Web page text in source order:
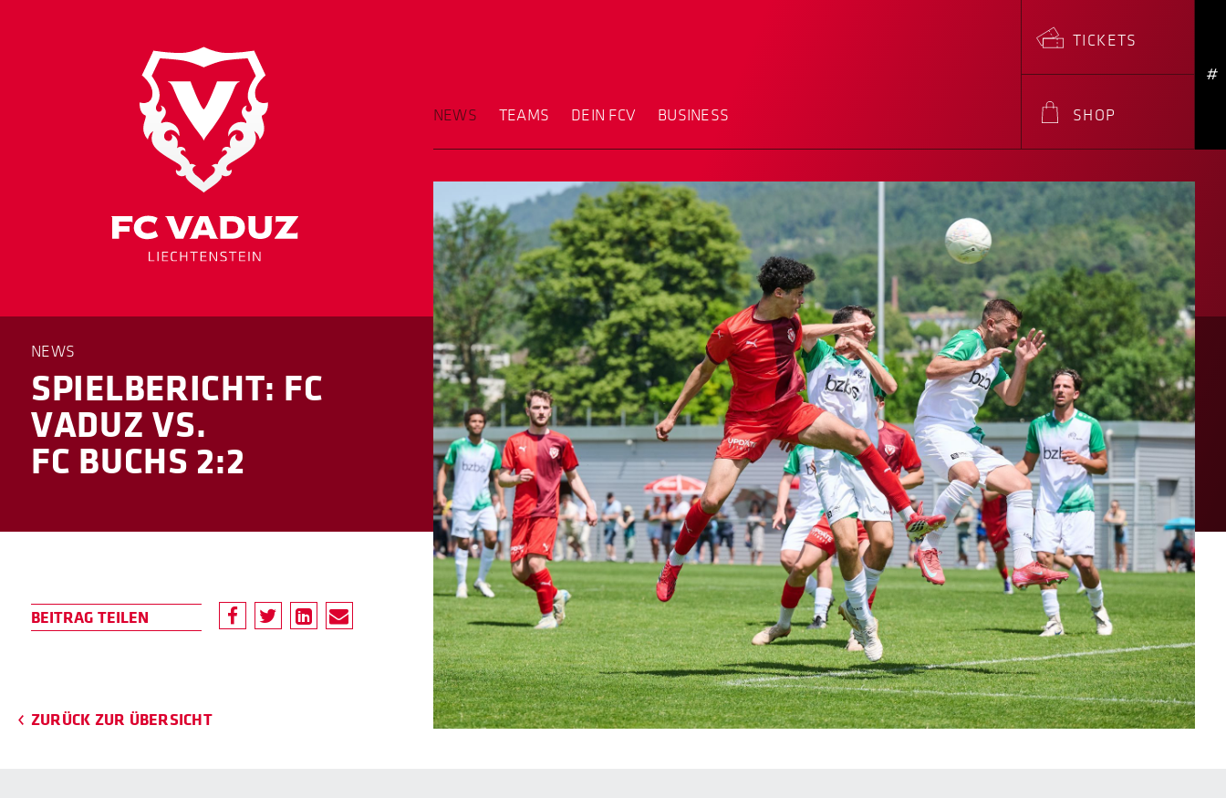
NEWS TEAMS DEIN FCV BUSINESS
TICKETS
SHOP
#
NEWS
SPIELBERICHT: FC
VADUZ VS.
FC BUCHS 2:2
ZURÜCK ZUR ÜBERSICHT